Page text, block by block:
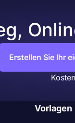
Erstellen Sie Ihr
Vorlagen